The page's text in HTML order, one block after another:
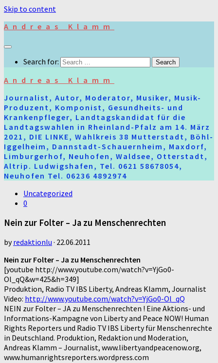
Skip to content
Andreas Klamm
Search for:
Andreas Klamm
Journalist, Autor, Moderator, Musiker, Musik-
Produzent, Komponist, Gesundheits- und
Krankenpfleger, Landtagskandidat für die
Landtagswahlen in Rheinland-Pfalz am 14. März
2021, DIE LINKE, Wahlkreis 38 Mutterstadt, Böhl-
Iggelheim, Dannstadt-Schauernheim, Maxdorf,
Limburgerhof, Neuhofen, Waldsee, Otterstadt,
Altrip. Ludwigshafen, Tel. 0621 58678054,
Neuhofen Tel. 06236 4892974
Uncategorized
0
Nein zur Folter – Ja zu Menschenrechten
byredaktionlu · 22.06.2011
Nein zur Folter – Ja zu Menschenrechten
[youtube http://www.youtube.com/watch?v=YjGo0-
Ol_qQ&w=425&h=349]
Produktion, Radio TV IBS Liberty, Andreas Klamm, Journalist
Video: http://www.youtube.com/watch?v=YjGo0-Ol_qQ
NEIN zur Folter – JA zu Menschenrechten ! Eine Aktions- und
Informations-Kampagne von Liberty and Peace NOW! Human
Rights Reporters und Radio TV IBS Liberty für Menschenrechte
in Deutschland. Produktion, Redaktion und Moderation,
Andreas Klamm – Journalist, www.libertyandpeacenow.org,
www.humanrightsreporters.wordpress.com